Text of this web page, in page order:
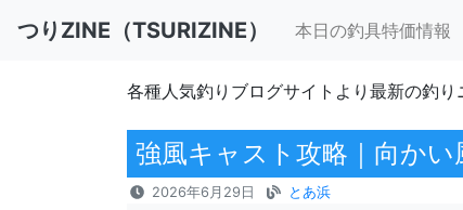
つりZINE（TSURIZINE） 本日の釣具特価情報
各種人気釣りブログサイトより最新の釣り
強風キャスト攻略｜向か
2026年6月29日 とあ浜